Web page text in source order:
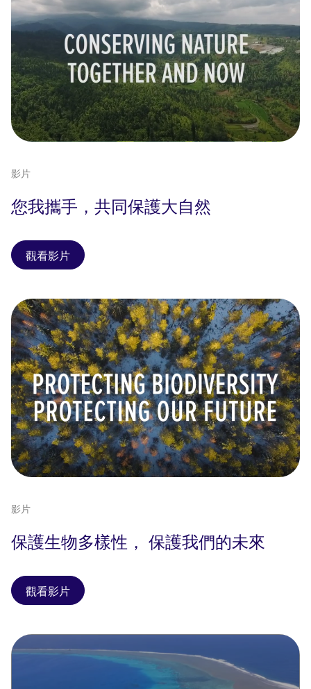
影片
您我攜手，共同保護大自然
觀看影片
影片
保護生物多樣性， 保護我們的未來
觀看影片